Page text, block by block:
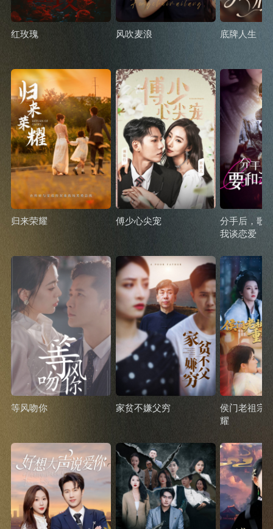
红玫瑰 风吹麦浪 底牌人生
归来荣耀 傅少心尖宠
分手后，歌
我谈恋爱
等风吻你 家贫不嫌父穷
侯门老祖宗
耀